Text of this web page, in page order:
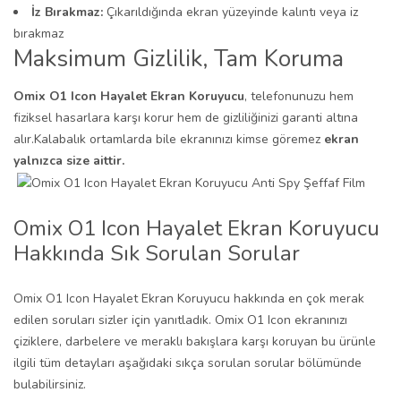
İz Bırakmaz: Çıkarıldığında ekran yüzeyinde kalıntı veya iz
bırakmaz
Maksimum Gizlilik, Tam Koruma
Omix O1 Icon Hayalet Ekran Koruyucu, telefonunuzu hem
fiziksel hasarlara karşı korur hem de gizliliğinizi garanti altına
alır.Kalabalık ortamlarda bile ekranınızı kimse göremez ekran
yalnızca size aittir.
Omix O1 Icon Hayalet Ekran Koruyucu
Hakkında Sık Sorulan Sorular
Omix O1 Icon Hayalet Ekran Koruyucu hakkında en çok merak
edilen soruları sizler için yanıtladık. Omix O1 Icon ekranınızı
çiziklere, darbelere ve meraklı bakışlara karşı koruyan bu ürünle
ilgili tüm detayları aşağıdaki sıkça sorulan sorular bölümünde
bulabilirsiniz.